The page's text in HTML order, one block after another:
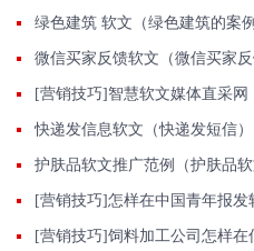
绿色建筑 软文（绿色建筑的案例
微信买家反馈软文（微信买家反
[营销技巧]智慧软文媒体直采网
快递发信息软文（快递发短信）
护肤品软文推广范例（护肤品软
[营销技巧]怎样在中国青年报发